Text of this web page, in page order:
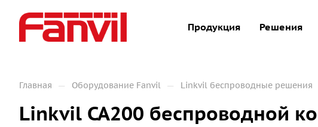
Продукция Решения
Главная — Оборудование Fanvil — Linkvil беспроводные решения
Linkvil CA200 беспроводной